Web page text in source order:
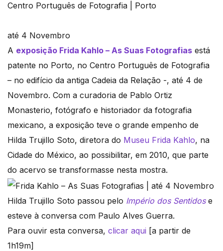
Centro Português de Fotografia | Porto
até 4 Novembro
A exposição Frida Kahlo – As Suas Fotografias está
patente no Porto, no Centro Português de Fotografia
– no edifício da antiga Cadeia da Relação -, até 4 de
Novembro. Com a curadoria de Pablo Ortiz
Monasterio, fotógrafo e historiador da fotografia
mexicano, a exposição teve o grande empenho de
Hilda Trujillo Soto, diretora do Museu Frida Kahlo, na
Cidade do México, ao possibilitar, em 2010, que parte
do acervo se transformasse nesta mostra.
Hilda Trujillo Soto passou pelo Império dos Sentidose
esteve à conversa com Paulo Alves Guerra.
Para ouvir esta conversa, clicar aqui [a partir de
1h19m]